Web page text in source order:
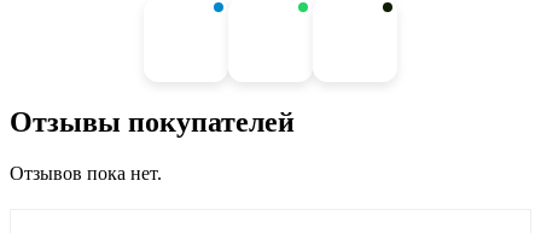
Отзывы покупателей
Отзывов пока нет.